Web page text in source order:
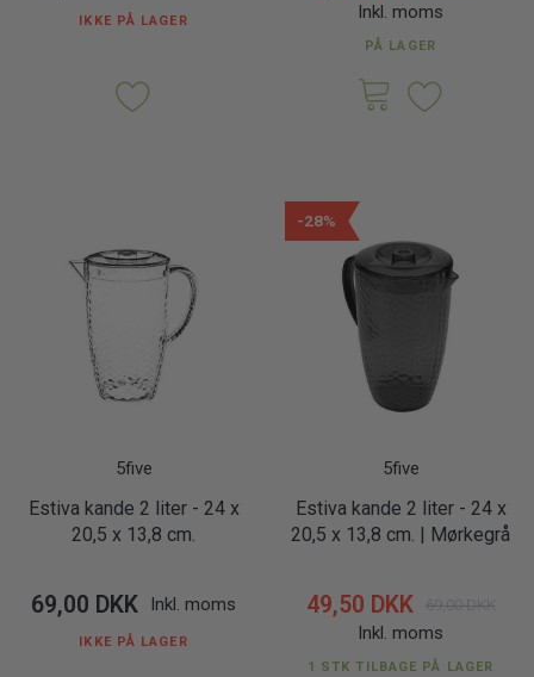
IKKE PÅ LAGER Inkl. moms
PÅ LAGER
5five
Estiva kande 2 liter - 24 x
20,5 x 13,8 cm.
69,00 DKK Inkl. moms
IKKE PÅ LAGER
-28%
5five
Estiva kande 2 liter - 24 x
20,5 x 13,8 cm. | Mørkegrå
49,50 DKK 69,00 DKK
Inkl. moms
1 STK TILBAGE PÅ LAGER